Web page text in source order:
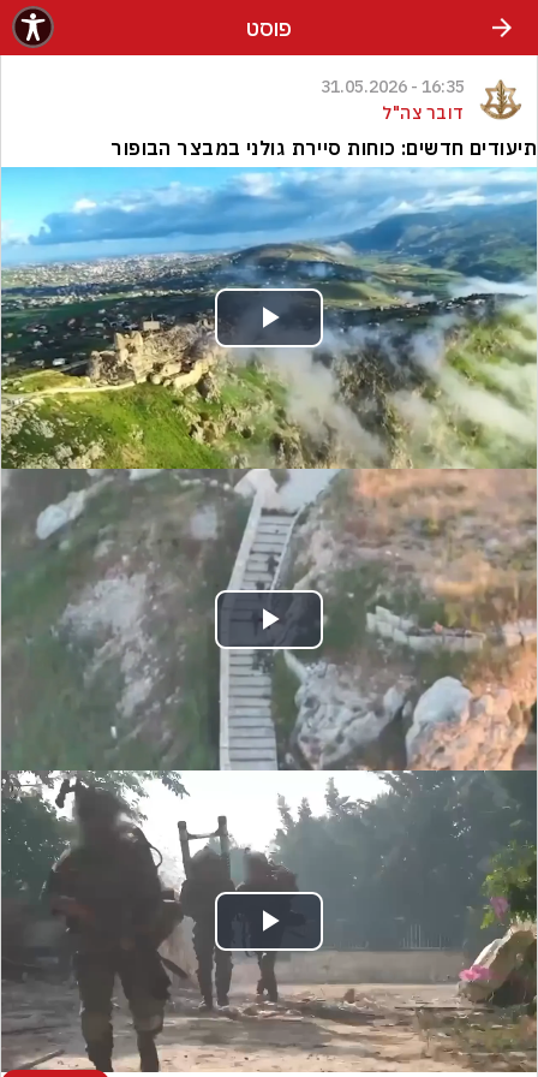
פוסט
16:35 - 31.05.2026
דובר צה"ל
תיעודים חדשים: כוחות סיירת גולני במבצר הבופור
Play
Video
Play
Video
Play
Video